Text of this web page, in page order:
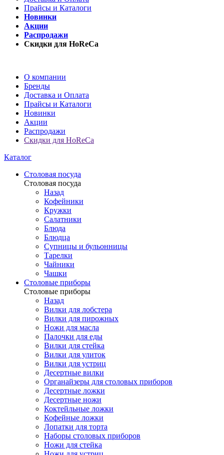
Прайсы и Каталоги
Новинки
Акции
Распродажи
Скидки для HoReCa
О компании
Бренды
Доставка и Оплата
Прайсы и Каталоги
Новинки
Акции
Распродажи
Скидки для HoReCa
Каталог
Столовая посуда
Столовая посуда
Назад
Кофейники
Кружки
Салатники
Блюда
Блюдца
Супницы и бульонницы
Тарелки
Чайники
Чашки
Cтоловые приборы
Cтоловые приборы
Назад
Вилки для лобстера
Вилки для пирожных
Ножи для масла
Палочки для еды
Вилки для стейка
Вилки для улиток
Вилки для устриц
Десертные вилки
Органайзеры для столовых приборов
Десертные ложки
Десертные ножи
Коктейльные ложки
Кофейные ложки
Лопатки для торта
Наборы столовых приборов
Ножи для стейка